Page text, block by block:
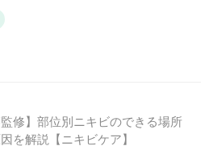
監修】部位別ニキビのできる場所
を解説【ニキビケア】